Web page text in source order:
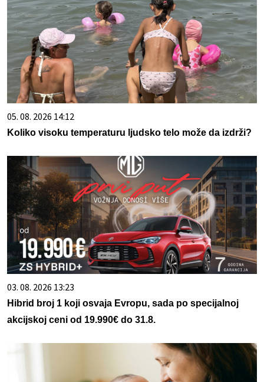
05. 08. 2026 14:12
Koliko visoku temperaturu ljudsko telo može da izdrži?
03. 08. 2026 13:23
Hibrid broj 1 koji osvaja Evropu, sada po specijalnoj
akcijskoj ceni od 19.990€ do 31.8.